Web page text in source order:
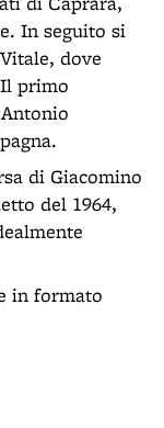
In seguito si
dove
primo
di Giacomino
del 1964,
in formato